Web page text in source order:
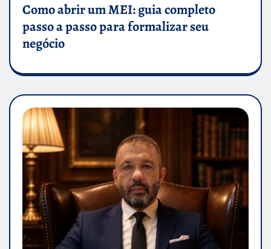
Como abrir um MEI: guia completo
passo a passo para formalizar seu
negócio